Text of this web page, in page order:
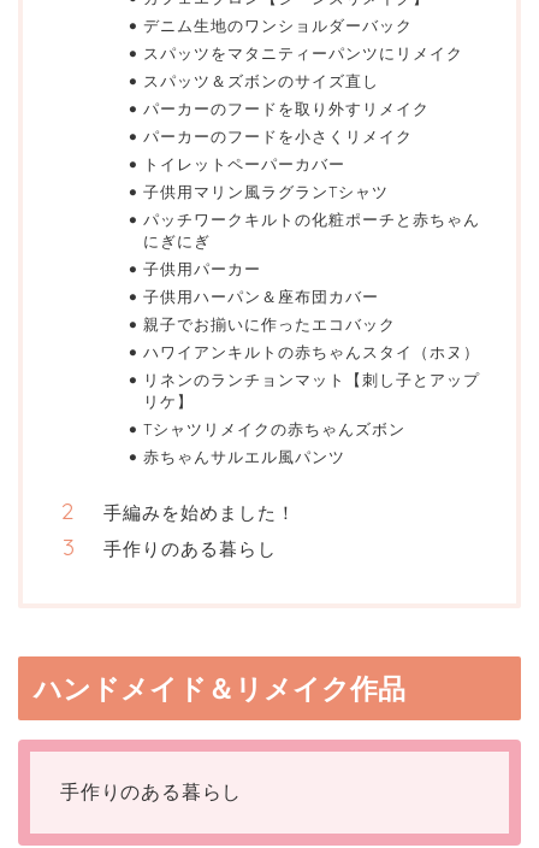
デニム生地のワンショルダーバック
スパッツをマタニティーパンツにリメイク
スパッツ＆ズボンのサイズ直し
パーカーのフードを取り外すリメイク
パーカーのフードを小さくリメイク
トイレットペーパーカバー
子供用マリン風ラグランTシャツ
パッチワークキルトの化粧ポーチと赤ちゃん
にぎにぎ
子供用パーカー
子供用ハーパン＆座布団カバー
親子でお揃いに作ったエコバック
ハワイアンキルトの赤ちゃんスタイ（ホヌ）
リネンのランチョンマット【刺し子とアップ
リケ】
Tシャツリメイクの赤ちゃんズボン
赤ちゃんサルエル風パンツ
手編みを始めました！
手作りのある暮らし
ハンドメイド＆リメイク作品
手作りのある暮らし